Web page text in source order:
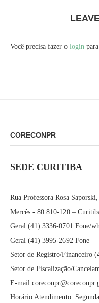
Você precisa fazer o login
CORECONPR
SEDE CURITIBA
Rua Professora Rosa
Mercês - 80.810-120 –
Geral (41) 3336-0701 Fone/
Geral (41) 3995-2692 Fone
Setor de Registro/Financeiro
Setor de Fiscalização/
E-
Horário Atendimento: